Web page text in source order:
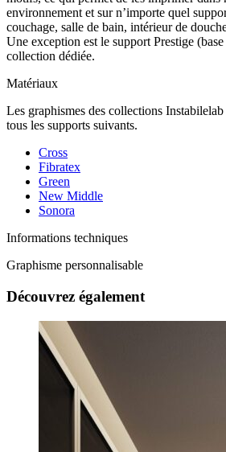
environnement et sur n’importe quel
couchage, salle de bain, intérieur de
Une exception est le support Prestige
collection dédiée.
Matériaux
Les graphismes des collections
tous les supports suivants.
Cross
Fibratex
Green
New Middle
Sonora
Informations techniques
Graphisme personnalisable
Découvrez également